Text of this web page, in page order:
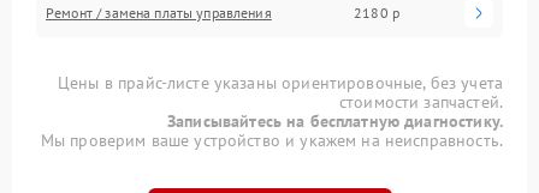
Ремонт / замена платы управления 2180 р
Цены в прайс-листе указаны ориентировочные, без учета
стоимости запчастей.
Записывайтесь на бесплатную диагностику.
Мы проверим ваше устройство и укажем на неисправность.